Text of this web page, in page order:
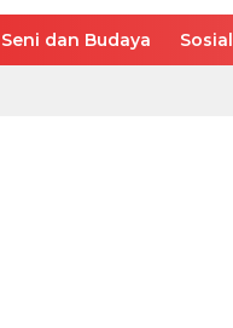
Seni dan Budaya Sosial